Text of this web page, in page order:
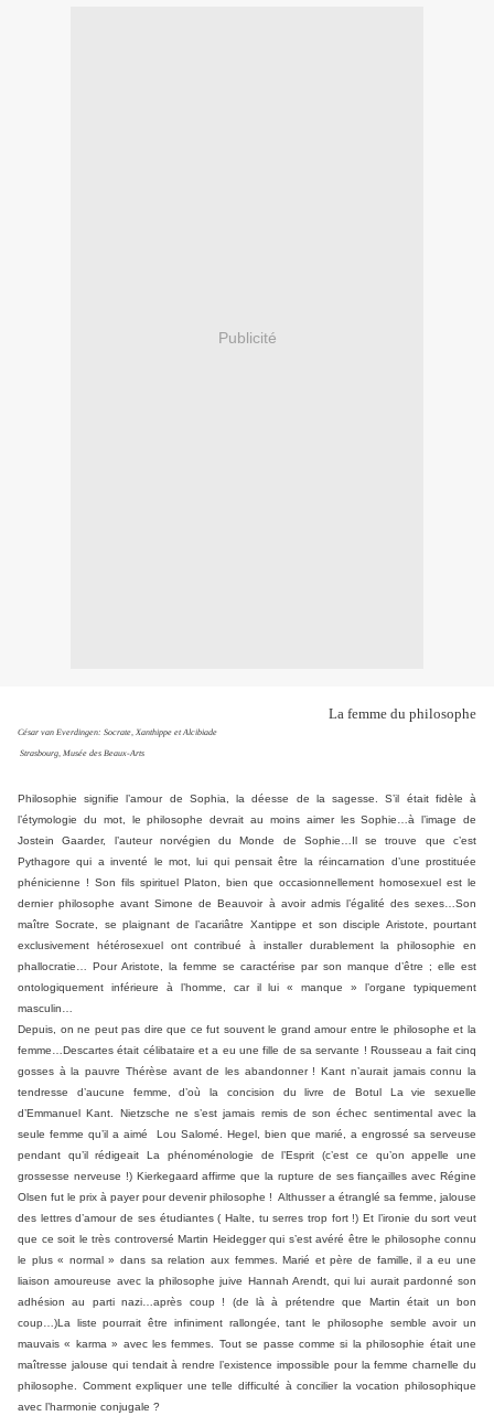
Publicité
La femme du philosophe
César van Everdingen: Socrate, Xanthippe et Alcibiade
Strasbourg, Musée des Beaux-Arts
Philosophie signifie l’amour de Sophia, la déesse de la sagesse. S’il était fidèle à
l’étymologie du mot, le philosophe devrait au moins aimer les Sophie…à l’image de
Jostein Gaarder, l’auteur norvégien du Monde de Sophie…Il se trouve que c’est
Pythagore qui a inventé le mot, lui qui pensait être la réincarnation d’une prostituée
phénicienne ! Son fils spirituel Platon, bien que occasionnellement homosexuel est le
dernier philosophe avant Simone de Beauvoir à avoir admis l’égalité des sexes…Son
maître Socrate, se plaignant de l’acariâtre Xantippe et son disciple Aristote, pourtant
exclusivement hétérosexuel ont contribué à installer durablement la philosophie en
phallocratie… Pour Aristote, la femme se caractérise par son manque d’être ; elle est
ontologiquement inférieure à l’homme, car il lui « manque » l’organe typiquement
masculin…
Depuis, on ne peut pas dire que ce fut souvent le grand amour entre le philosophe et la
femme…Descartes était célibataire et a eu une fille de sa servante ! Rousseau a fait cinq
gosses à la pauvre Thérèse avant de les abandonner ! Kant n’aurait jamais connu la
tendresse d’aucune femme, d’où la concision du livre de Botul La vie sexuelle
d’Emmanuel Kant. Nietzsche ne s’est jamais remis de son échec sentimental avec la
seule femme qu’il a aimé Lou Salomé. Hegel, bien que marié, a engrossé sa serveuse
pendant qu’il rédigeait La phénoménologie de l’Esprit (c’est ce qu’on appelle une
grossesse nerveuse !) Kierkegaard affirme que la rupture de ses fiançailles avec Régine
Olsen fut le prix à payer pour devenir philosophe ! Althusser a étranglé sa femme, jalouse
des lettres d’amour de ses étudiantes ( Halte, tu serres trop fort !) Et l’ironie du sort veut
que ce soit le très controversé Martin Heidegger qui s’est avéré être le philosophe connu
le plus « normal » dans sa relation aux femmes. Marié et père de famille, il a eu une
liaison amoureuse avec la philosophe juive Hannah Arendt, qui lui aurait pardonné son
adhésion au parti nazi…après coup ! (de là à prétendre que Martin était un bon
coup…)La liste pourrait être infiniment rallongée, tant le philosophe semble avoir un
mauvais « karma » avec les femmes. Tout se passe comme si la philosophie était une
maîtresse jalouse qui tendait à rendre l’existence impossible pour la femme charnelle du
philosophe. Comment expliquer une telle difficulté à concilier la vocation philosophique
avec l’harmonie conjugale ?